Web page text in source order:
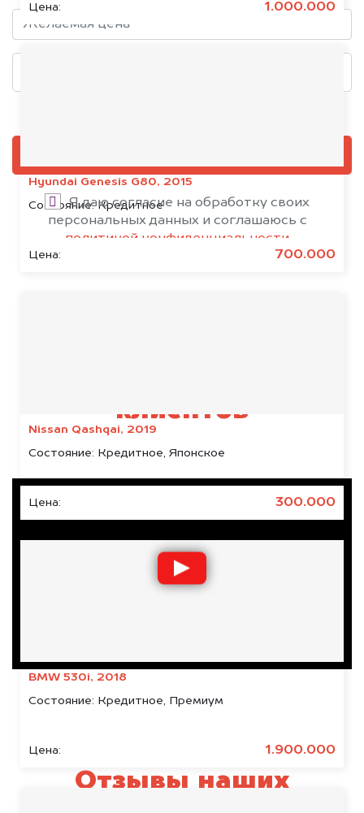
Цена: 1.000.000
Hyundai Genesis G80, 2015
Состояние:Кредитное
Цена: 700.000
Nissan Qashqai, 2019
Состояние: Кредитное, Японское
Цена: 300.000
BMW 530i, 2018
Состояние: Кредитное, Премиум
Цена: 1.900.000
Я даю согласие на обработку своих
персональных данных и соглашаюсь с
политикой конфиденциальности
клиентов
Отзывы наших